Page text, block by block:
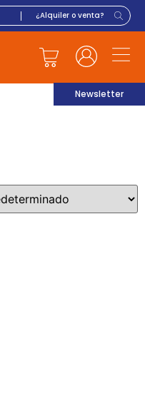
Newsletter